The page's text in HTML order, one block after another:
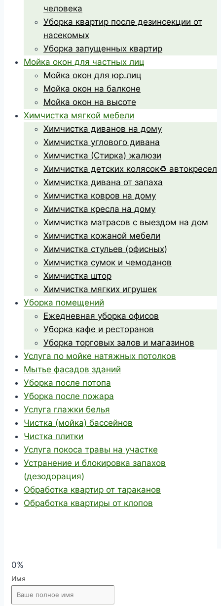
человека
Уборка квартир после дезинсекции от
насекомых
Уборка запущенных квартир
Мойка окон для частных лиц
Мойка окон для юр.лиц
Мойка окон на балконе
Мойка окон на высоте
Химчистка мягкой мебели
Химчистка диванов на дому
Химчистка углового дивана
Химчистка (Стирка) жалюзи
Химчистка детских колясок♻️ автокресел
Химчистка дивана от запаха
Химчистка ковров на дому
Химчистка кресла на дому
Химчистка матрасов с выездом на дом
Химчистка кожаной мебели
Химчистка стульев (офисных)
Химчистка сумок и чемоданов
Химчистка штор
Химчистка мягких игрушек
Уборка помещений
Ежедневная уборка офисов
Уборка кафе и ресторанов
Уборка торговых залов и магазинов
Услуга по мойке натяжных потолков
Мытье фасадов зданий
Уборка после потопа
Уборка после пожара
Услуга глажки белья
Чистка (мойка) бассейнов
Чистка плитки
Услуга покоса травы на участке
Устранение и блокировка запахов
(дезодорация)
Обработка квартир от тараканов
Обработка квартиры от клопов
0%
Имя